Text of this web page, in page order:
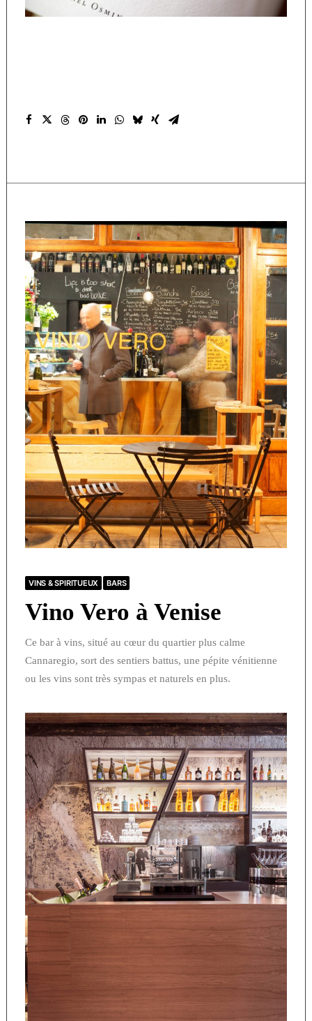
VINS & SPIRITUEUX BARS
Vino Vero à Venise
Ce bar à vins, situé au cœur du quartier plus calme
Cannaregio, sort des sentiers battus, une pépite vénitienne
ou les vins sont très sympas et naturels en plus.